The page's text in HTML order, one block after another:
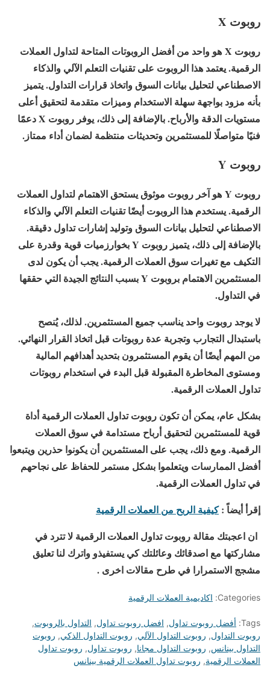
روبوت X
روبوت X هو واحد من أفضل الروبوتات المتاحة لتداول العملات
الرقمية. يعتمد هذا الروبوت على تقنيات التعلم الآلي والذكاء
الاصطناعي لتحليل بيانات السوق واتخاذ قرارات التداول. يتميز
بأنه مزود بواجهة سهلة الاستخدام وميزات متقدمة لتحقيق أعلى
مستويات الدقة والأرباح. بالإضافة إلى ذلك، يوفر روبوت X دعمًا
فنيًا متواصلًا للمستثمرين وتحديثات منتظمة لضمان أداء ممتاز.
روبوت Y
روبوت Y هو آخر روبوت موثوق يستحق الاهتمام لتداول العملات
الرقمية. يستخدم هذا الروبوت أيضًا تقنيات التعلم الآلي والذكاء
الاصطناعي لتحليل بيانات السوق وتوليد إشارات تداول دقيقة.
بالإضافة إلى ذلك، يتميز روبوت Y بخوارزميات قوية وقدرة على
التكيف مع تغيرات سوق العملات الرقمية. يجب أن يكون لدى
المستثمرين الاهتمام بروبوت Y بسبب النتائج الجيدة التي حققها
في التداول.
لا يوجد روبوت واحد يناسب جميع المستثمرين. لذلك، يُنصح
باستبدال التجارب وتجربة عدة روبوتات قبل اتخاذ القرار النهائي.
من المهم أيضًا أن يقوم المستثمرون بتحديد أهدافهم المالية
ومستوى المخاطرة المقبولة قبل البدء في استخدام روبوتات
تداول العملات الرقمية.
بشكل عام، يمكن أن تكون روبوت تداول العملات الرقمية أداة
قوية للمستثمرين لتحقيق أرباح مستدامة في سوق العملات
الرقمية. ومع ذلك، يجب على المستثمرين أن يكونوا حذرين ويتبعوا
أفضل الممارسات ويتعلموا بشكل مستمر للحفاظ على نجاحهم
في تداول العملات الرقمية.
إقرأ أيضاً :كيفية الربح من العملات الرقمية
ان اعجبتك مقالة روبوت تداول العملات الرقمية لا تترد في
مشاركتها مع اصدقائك وعائلتك كي يستفيذو واترك لنا تعليق
مشجج الاستمرارا في طرح مقالات اخرى .
Categories: اكاديمية العملات الرقمية
Tags: أفضل روبوت تداول, افضل روبوت تداول, التداول بالروبوت,
روبوت التداول, روبوت التداول الآلي, روبوت التداول الذكي, روبوت
التداول بينانس, روبوت التداول مجانا, روبوت تداول, روبوت تداول
العملات الرقمية, روبوت تداول العملات الرقمية بينانس